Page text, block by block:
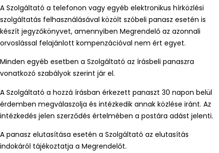
A Szolgáltató a telefonon vagy egyéb elektronikus hírközlési
szolgáltatás felhasználásával közölt szóbeli panasz esetén is
készít jegyzőkönyvet, amennyiben Megrendelő az azonnali
orvoslással felajánlott kompenzációval nem ért egyet.
Minden egyéb esetben a Szolgáltató az írásbeli panaszra
vonatkozó szabályok szerint jár el.
A Szolgáltató a hozzá írásban érkezett panaszt 30 napon belül
érdemben megválaszolja és intézkedik annak közlése iránt. Az
intézkedés jelen szerződés értelmében a postára adást jelenti.
A panasz elutasítása esetén a Szolgáltató az elutasítás
indokáról tájékoztatja a Megrendelőt.